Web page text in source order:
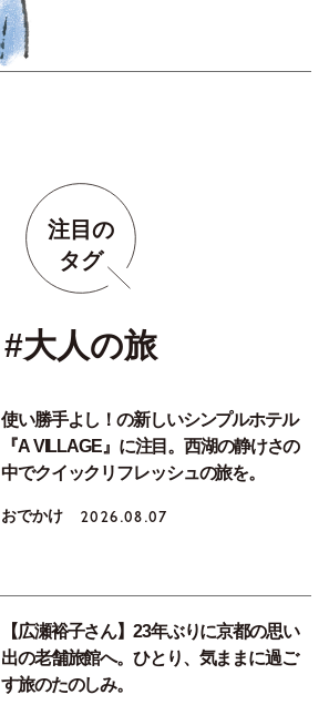
注目の
タグ
#大人の旅
使い勝手よし！の新しいシンプルホテル
『A VILLAGE』に注目。西湖の静けさの
中でクイックリフレッシュの旅を。
おでかけ 2026.08.07
【広瀬裕子さん】23年ぶりに京都の思い
出の老舗旅館へ。ひとり、気ままに過ご
す旅のたのしみ。